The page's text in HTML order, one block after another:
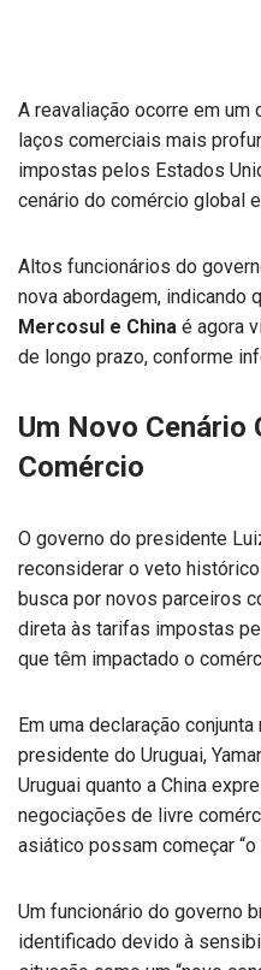
A reavaliação ocorre em um
laços comerciais mais
impostas pelos Estados
cenário do comércio global
Altos funcionários do
nova abordagem, indicando
Mercosul e China é agora
de longo prazo, conforme
Um Novo Cenário
Comércio
O governo do presidente
reconsiderar o veto
busca por novos parceiros
direta às tarifas impostas
que têm impactado o
Em uma declaração
presidente do Uruguai,
Uruguai quanto a China
negociações de livre
asiático possam começar
Um funcionário do governo
identificado devido à